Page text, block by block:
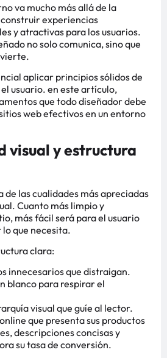
va mucho más allá de la
experiencias
y atractivas para los usuarios.
no solo comunica, sino que
aplicar principios sólidos de
usuario. en este artículo,
que todo diseñador debe
web efectivos en un entorno
visual y estructura
de las cualidades más apreciadas
Cuanto más limpio y
más fácil será para el usuario
que necesita.
clara:
innecesarios que distraigan.
blanco para respirar el
visual que guíe al lector.
que presenta sus productos
descripciones concisas y
su tasa de conversión.